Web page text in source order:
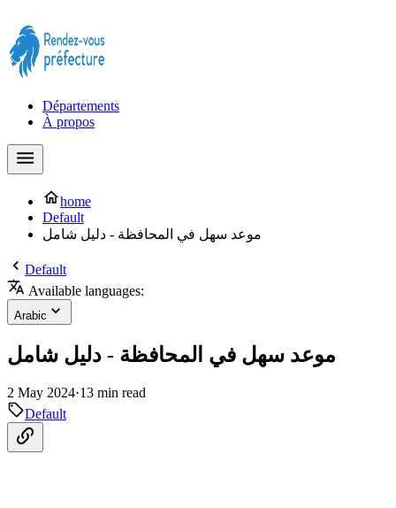
Départements
À propos
home
Default
موعد سهل في المحافظة - دليل شامل
Default
Available languages:
Arabic
موعد سهل في المحافظة - دليل شامل
2 May 2024·13 min read
Default